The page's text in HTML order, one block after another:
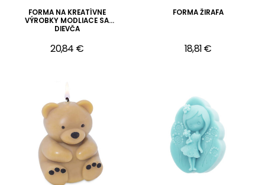
FORMA NA KREATÍVNE
VÝROBKY MODLIACE SA
DIEVČA
20,84 €
FORMA ŽIRAFA
18,81 €